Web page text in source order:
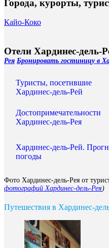
Города, курорты,
Кайо-Коко
Отели Хардинес-дель-
Рея Бронировать гостиницу в
Туристы, посетившие
Хардинес-дель-Рей
Достопримечательности
Хардинес-дель-Рея
Хардинес-дель-Рей.
погоды
Фото Хардинес-дель-Рея от
фотографий Хардинес-дель-Рея)
Путешествия в Хардинес-